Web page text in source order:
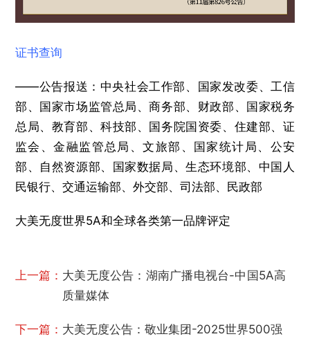
证书查询
——公告报送：中央社会工作部、国家发改委、工信
部、国家市场监管总局、商务部、财政部、国家税务
总局、教育部、科技部、国务院国资委、住建部、证
监会、金融监管总局、文旅部、国家统计局、公安
部、自然资源部、国家数据局、生态环境部、中国人
民银行、交通运输部、外交部、司法部、民政部
大美无度世界5A和全球各类第一品牌评定
上一篇： 大美无度公告：湖南广播电视台-中国5A高
质量媒体
下一篇： 大美无度公告：敬业集团-2025世界500强